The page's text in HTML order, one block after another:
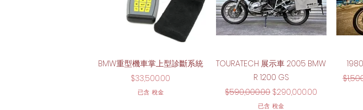
快速瀏覽
BMW重型機車掌上型診斷系統
價格
$33,500.00
已含 稅金
快速瀏覽
TOURATECH 展示車 2005 BMW
R 1200 GS
一般價格
$590,000.00 促銷價格
$290,000.00
已含 稅金
一般